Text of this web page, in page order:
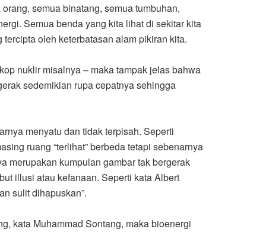
semua binatang, semua tumbuhan,
Semua benda yang kita lihat di sekitar kita
oleh keterbatasan alam pikiran kita.
nuklir misalnya – maka tampak jelas bahwa
sedemikian rupa cepatnya sehingga
menyatu dan tidak terpisah. Seperti
ruang “terlihat” berbeda tetapi sebenarnya
merupakan kumpulan gambar tak bergerak
illusi atau kefanaan. Seperti kata Albert
sulit dihapuskan”.
kata Muhammad Sontang, maka bioenergi